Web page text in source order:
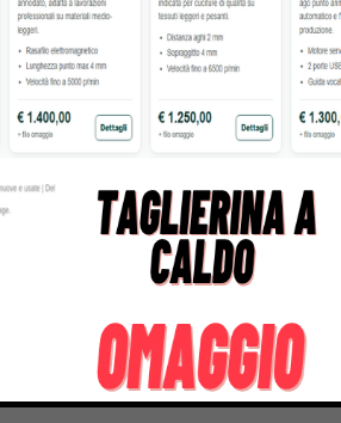
Perfecta
50 Products 117
un